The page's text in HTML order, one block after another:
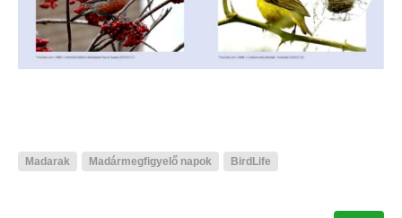
Madarak Madármegfigyelő napok BirdLife